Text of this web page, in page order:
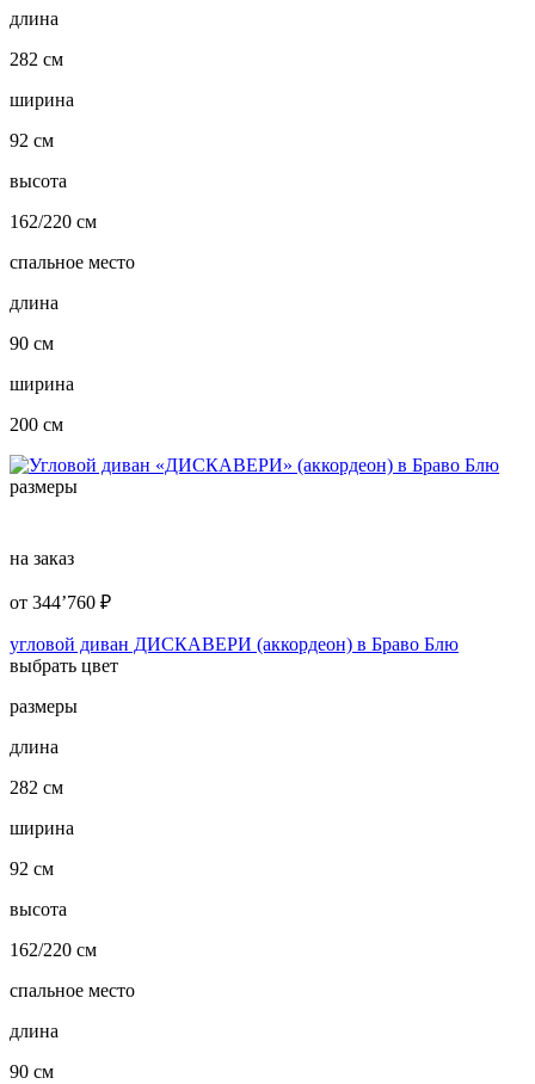
длина
282 см
ширина
92 см
высота
162/220 см
спальное место
длина
90 см
ширина
200 см
размеры
на заказ
от 344’760 ₽
угловой диван ДИСКАВЕРИ (аккордеон) в Браво Блю
выбрать цвет
размеры
длина
282 см
ширина
92 см
высота
162/220 см
спальное место
длина
90 см